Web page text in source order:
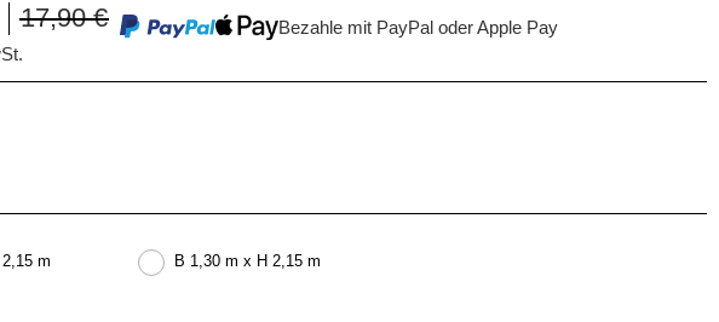
17,90 € Bezahle mit PayPal oder Apple Pay
m B 1,30 m x H 2,15 m